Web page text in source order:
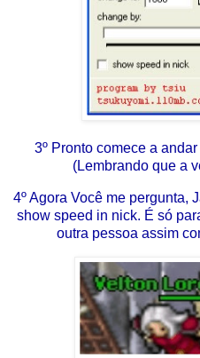
3º Pronto comece a
(Lembrando que a
4º Agora Você me pergunta,
show speed in nick. É só
outra pessoa assim